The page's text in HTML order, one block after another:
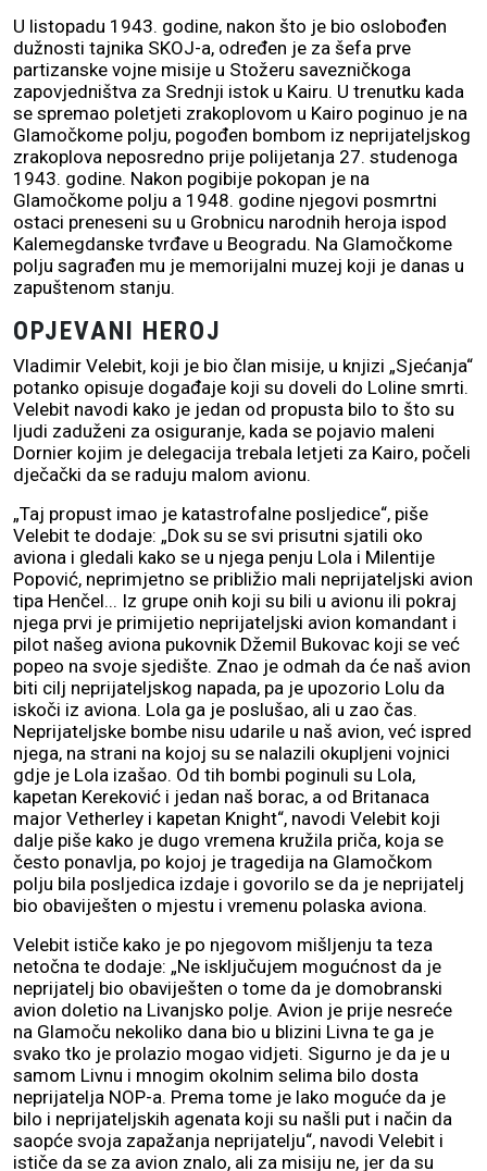
U listopadu 1943. godine, nakon što je bio oslobođen
dužnosti tajnika SKOJ-a, određen je za šefa prve
partizanske vojne misije u Stožeru savezničkoga
zapovjedništva za Srednji istok u Kairu. U trenutku kada
se spremao poletjeti zrakoplovom u Kairo poginuo je na
Glamočkome polju, pogođen bombom iz neprijateljskog
zrakoplova neposredno prije polijetanja 27. studenoga
1943. godine. Nakon pogibije pokopan je na
Glamočkome polju a 1948. godine njegovi posmrtni
ostaci preneseni su u Grobnicu narodnih heroja ispod
Kalemegdanske tvrđave u Beogradu. Na Glamočkome
polju sagrađen mu je memorijalni muzej koji je danas u
zapuštenom stanju.
OPJEVANI HEROJ
Vladimir Velebit, koji je bio član misije, u knjizi „Sjećanja“
potanko opisuje događaje koji su doveli do Loline smrti.
Velebit navodi kako je jedan od propusta bilo to što su
ljudi zaduženi za osiguranje, kada se pojavio maleni
Dornier kojim je delegacija trebala letjeti za Kairo, počeli
dječački da se raduju malom avionu.
„Taj propust imao je katastrofalne posljedice“, piše
Velebit te dodaje: „Dok su se svi prisutni sjatili oko
aviona i gledali kako se u njega penju Lola i Milentije
Popović, neprimjetno se približio mali neprijateljski avion
tipa Henčel... Iz grupe onih koji su bili u avionu ili pokraj
njega prvi je primijetio neprijateljski avion komandant i
pilot našeg aviona pukovnik Džemil Bukovac koji se već
popeo na svoje sjedište. Znao je odmah da će naš avion
biti cilj neprijateljskog napada, pa je upozorio Lolu da
iskoči iz aviona. Lola ga je poslušao, ali u zao čas.
Neprijateljske bombe nisu udarile u naš avion, već ispred
njega, na strani na kojoj su se nalazili okupljeni vojnici
gdje je Lola izašao. Od tih bombi poginuli su Lola,
kapetan Kereković i jedan naš borac, a od Britanaca
major Vetherley i kapetan Knight“, navodi Velebit koji
dalje piše kako je dugo vremena kružila priča, koja se
često ponavlja, po kojoj je tragedija na Glamočkom
polju bila posljedica izdaje i govorilo se da je neprijatelj
bio obaviješten o mjestu i vremenu polaska aviona.
Velebit ističe kako je po njegovom mišljenju ta teza
netočna te dodaje: „Ne isključujem mogućnost da je
neprijatelj bio obaviješten o tome da je domobranski
avion doletio na Livanjsko polje. Avion je prije nesreće
na Glamoču nekoliko dana bio u blizini Livna te ga je
svako tko je prolazio mogao vidjeti. Sigurno je da je u
samom Livnu i mnogim okolnim selima bilo dosta
neprijatelja NOP-a. Prema tome je lako moguće da je
bilo i neprijateljskih agenata koji su našli put i način da
saopće svoja zapažanja neprijatelju“, navodi Velebit i
ističe da se za avion znalo, ali za misiju ne, jer da su